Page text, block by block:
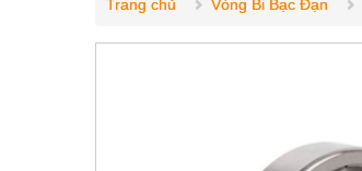
PHỤ KIỆN GIA CÔNG
Trang chủ Vòng Bi Bạc Đạn